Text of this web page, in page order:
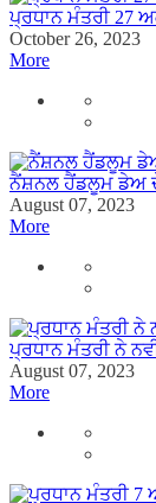
ਪ੍ਰਧਾਨ ਮੰਤਰੀ 27
October 26, 2023
More
ਨੈਂਸ਼ਨਲ ਹੈਂਡਲੂਮ ਡੇਅ
August 07, 2023
More
ਪ੍ਰਧਾਨ ਮੰਤਰੀ ਨੇ
August 07, 2023
More